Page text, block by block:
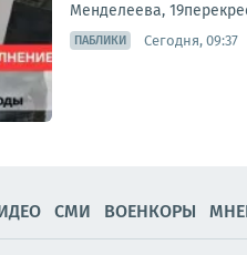
Менделеева,
ПАБЛИКИ Сегодня, 09:37
СМИ ВОЕНКОРЫ